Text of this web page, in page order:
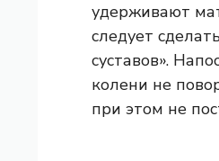
удерживают
следует
суставов».
колени не
при этом не